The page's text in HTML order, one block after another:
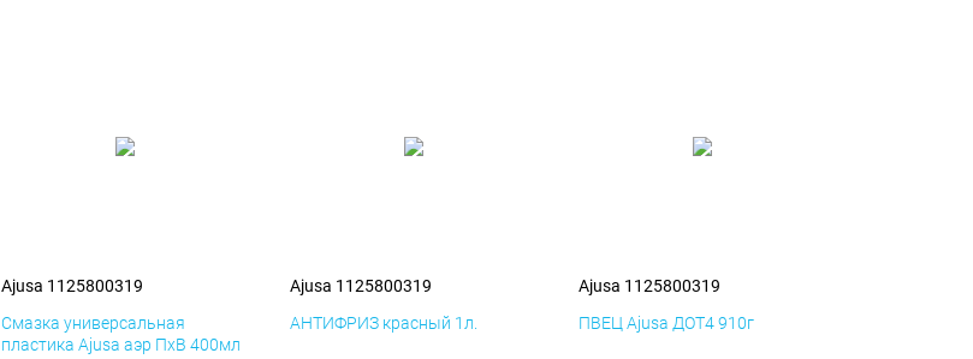
Ajusa 1125800319
Смазка универсальная
пластика Ajusa аэр ПхВ 400мл
Ajusa 1125800319
АНТИФРИЗ красный 1л.
Ajusa 1125800319
ПВЕЦ Ajusa ДОТ4 910г